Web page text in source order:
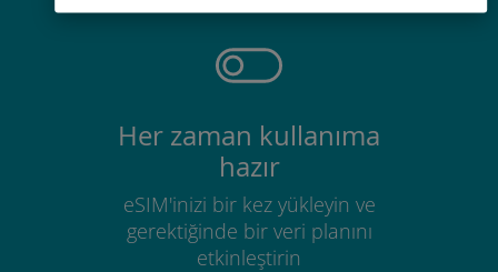
Her zaman kullanıma
hazır
eSIM'inizi bir kez yükleyin ve
gerektiğinde bir veri planını
etkinleştirin